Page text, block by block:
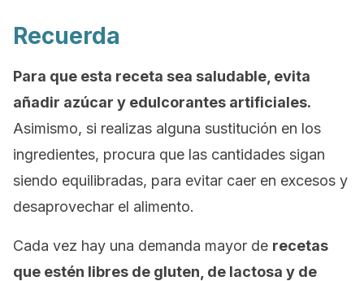
Recuerda
Para que esta receta sea saludable, evita
añadir azúcar y edulcorantes artificiales.
Asimismo, si realizas alguna sustitución en los
ingredientes, procura que las cantidades sigan
siendo equilibradas, para evitar caer en excesos y
desaprovechar el alimento.
Cada vez hay una demanda mayor de recetas
que estén libres de gluten, de lactosa y de